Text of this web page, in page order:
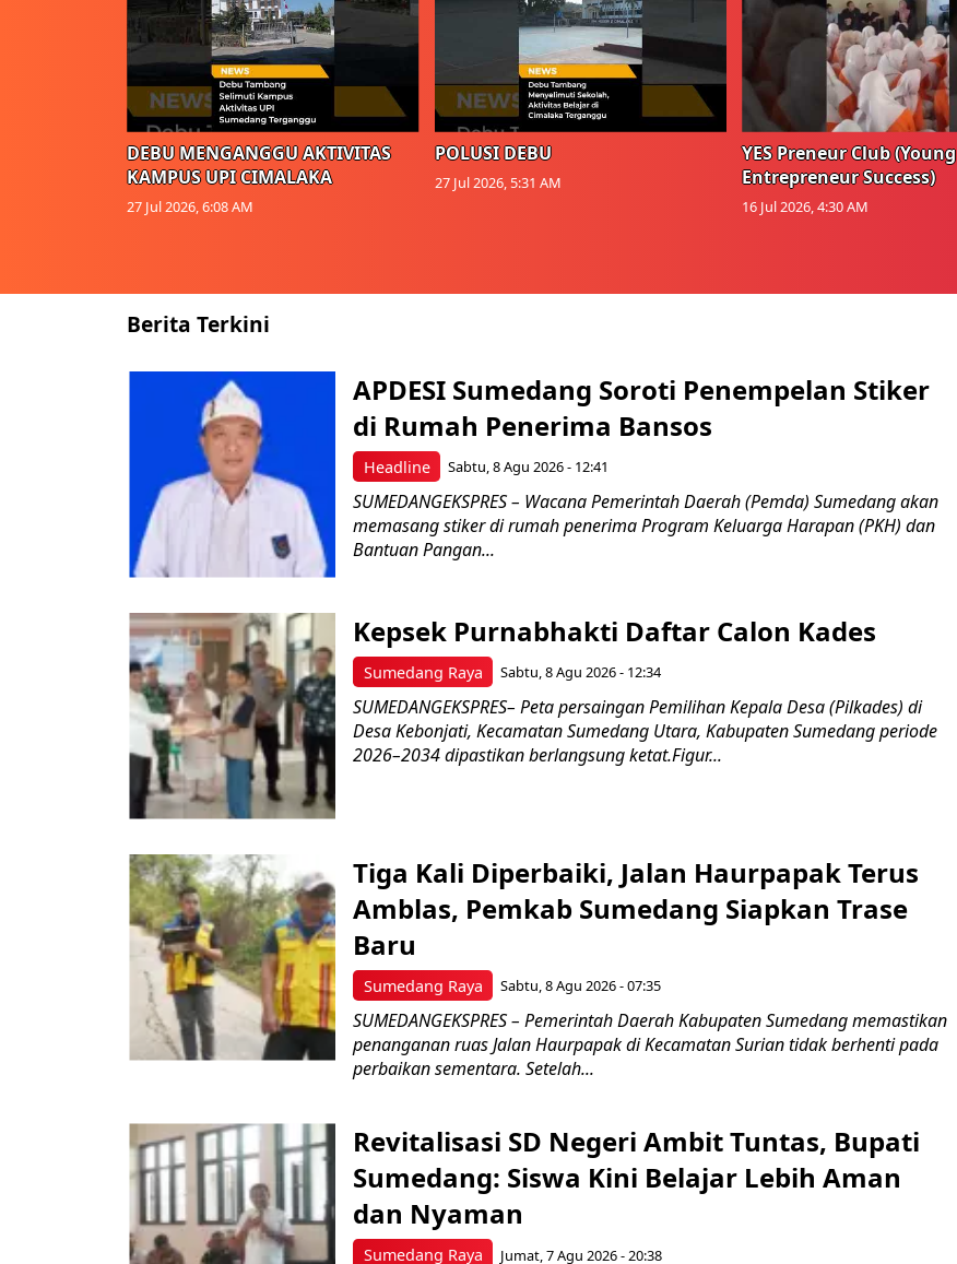
DEBU MENGANGGU AKTIVITAS
KAMPUS UPI CIMALAKA
27 Jul 2026, 6:08 AM
POLUSI DEBU
27 Jul 2026, 5:31 AM
YES Preneur Club (Young
Entrepreneur Success)
16 Jul 2026, 4:30 AM
Berita Terkini
Headline
APDESI Sumedang Soroti Penempelan Stiker
di Rumah Penerima Bansos
Sabtu, 8 Agu 2026 - 12:41
SUMEDANGEKSPRES – Wacana Pemerintah Daerah (Pemda) Sumedang akan
memasang stiker di rumah penerima Program Keluarga Harapan (PKH) dan
Bantuan Pangan...
Sumedang Raya
Kepsek Purnabhakti Daftar Calon Kades
Sabtu, 8 Agu 2026 - 12:34
SUMEDANGEKSPRES– Peta persaingan Pemilihan Kepala Desa (Pilkades) di
Desa Kebonjati, Kecamatan Sumedang Utara, Kabupaten Sumedang periode
2026–2034 dipastikan berlangsung ketat.Figur...
Sumedang Raya
Tiga Kali Diperbaiki, Jalan Haurpapak Terus
Amblas, Pemkab Sumedang Siapkan Trase
Baru
Sabtu, 8 Agu 2026 - 07:35
SUMEDANGEKSPRES – Pemerintah Daerah Kabupaten Sumedang memastikan
penanganan ruas Jalan Haurpapak di Kecamatan Surian tidak berhenti pada
perbaikan sementara. Setelah...
Sumedang Raya
Revitalisasi SD Negeri Ambit Tuntas, Bupati
Sumedang: Siswa Kini Belajar Lebih Aman
dan Nyaman
Jumat, 7 Agu 2026 - 20:38